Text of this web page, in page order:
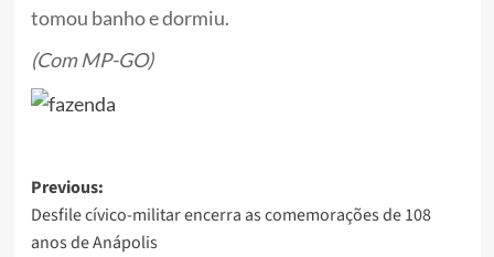
tomou banho e dormiu.
(Com MP-GO)
Post
navigation
Previous:
Desfile cívico-militar encerra as comemorações de 108
anos de Anápolis